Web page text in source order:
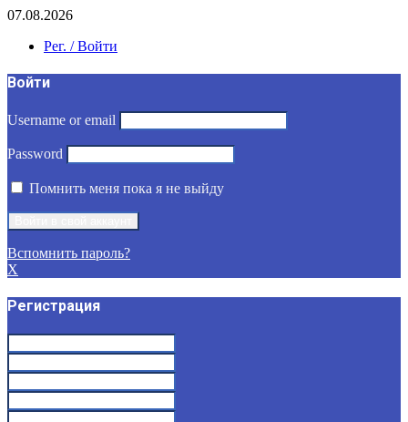
07.08.2026
Рег. / Войти
Войти
Username or email
Password
Помнить меня пока я не выйду
Вспомнить пароль?
X
Регистрация